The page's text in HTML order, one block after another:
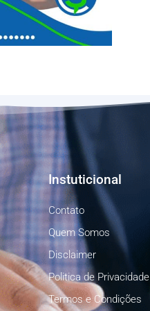
Instuticional
Contato
Quem Somos
Disclaimer
Politica de Privacidade
Termos e Condições